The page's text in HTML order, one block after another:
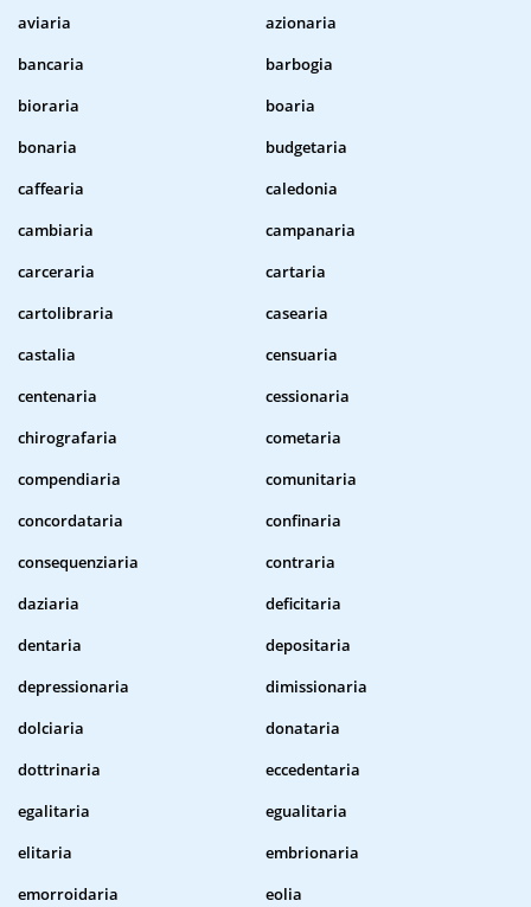
aviaria
azionaria
bancaria
barbogia
bioraria
boaria
bonaria
budgetaria
caffearia
caledonia
cambiaria
campanaria
carceraria
cartaria
cartolibraria
casearia
castalia
censuaria
centenaria
cessionaria
chirografaria
cometaria
compendiaria
comunitaria
concordataria
confinaria
consequenziaria
contraria
daziaria
deficitaria
dentaria
depositaria
depressionaria
dimissionaria
dolciaria
donataria
dottrinaria
eccedentaria
egalitaria
egualitaria
elitaria
embrionaria
emorroidaria
eolia